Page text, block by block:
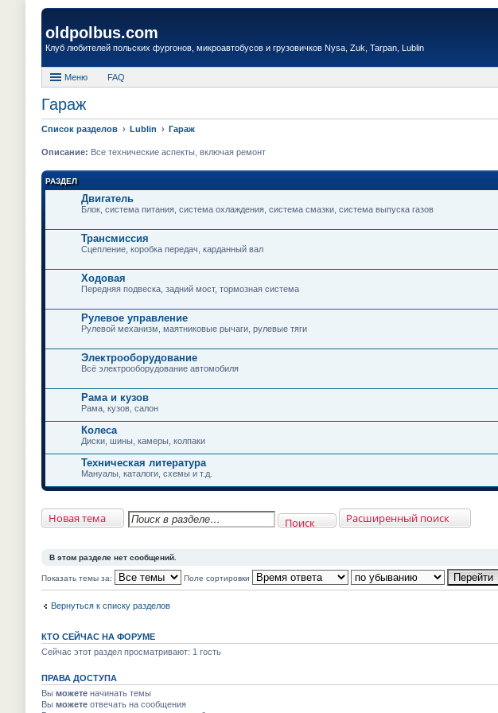
oldpolbus.com
Клуб любителей польских фургонов, микроавтобусов и грузовичков Nysa, Zuk, Tarpan, Lublin
Меню FAQ
Гараж
Список разделов Lublin Гараж
Описание: Все технические аспекты, включая ремонт
РАЗДЕЛ
Двигатель
Блок, система питания, система охлаждения, система смазки, система выпуска газов
Трансмиссия
Сцепление, коробка передач, карданный вал
Ходовая
Передняя подвеска, задний мост, тормозная система
Рулевое управление
Рулевой механизм, маятниковые рычаги, рулевые тяги
Электрооборудование
Всё электрооборудование автомобиля
Рама и кузов
Рама, кузов, салон
Колеса
Диски, шины, камеры, колпаки
Техническая литература
Мануалы, каталоги, схемы и т.д.
Новая тема Поиск Расширенный поиск
В этом разделе нет сообщений.
Показать темы за: Поле сортировки
Вернуться к списку разделов
КТО СЕЙЧАС НА ФОРУМЕ
Сейчас этот раздел просматривают: 1 гость
ПРАВА ДОСТУПА
Вы можете начинать темы
Вы можете отвечать на сообщения